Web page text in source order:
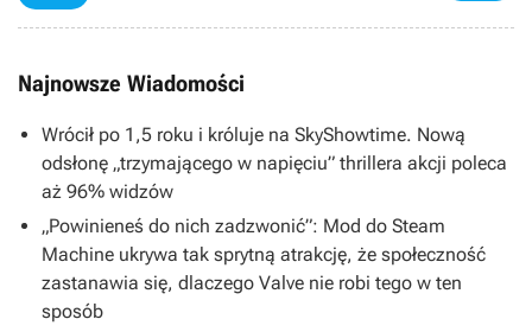
Najnowsze Wiadomości
Wrócił po 1,5 roku i króluje na SkyShowtime. Nową
odsłonę „trzymającego w napięciu” thrillera akcji poleca
aż 96% widzów
„Powinieneś do nich zadzwonić”: Mod do Steam
Machine ukrywa tak sprytną atrakcję, że społeczność
zastanawia się, dlaczego Valve nie robi tego w ten
sposób